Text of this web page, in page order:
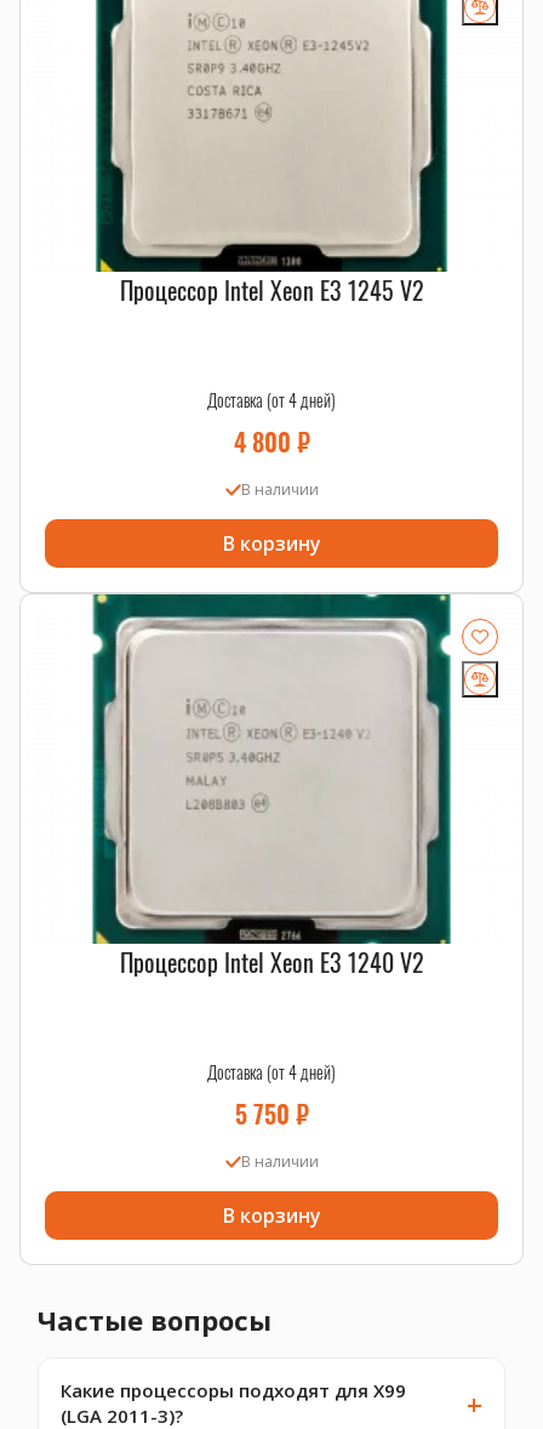
Процессор Intel Xeon E3 1245 V2
Доставка (от 4 дней)
4 800 ₽
В наличии
В корзину
Процессор Intel Xeon E3 1240 V2
Доставка (от 4 дней)
5 750 ₽
В наличии
В корзину
Частые вопросы
Какие процессоры подходят для X99
(LGA 2011-3)?